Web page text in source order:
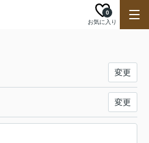
お気に入り
0
変更
変更